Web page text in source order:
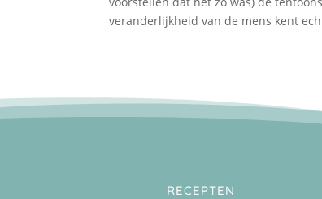
veranderlijkheid van de mens kent
RECEPTEN